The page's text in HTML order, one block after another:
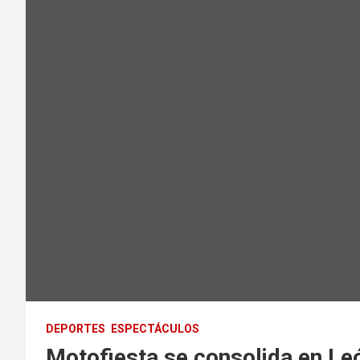
DEPORTES ESPECTÁCULOS